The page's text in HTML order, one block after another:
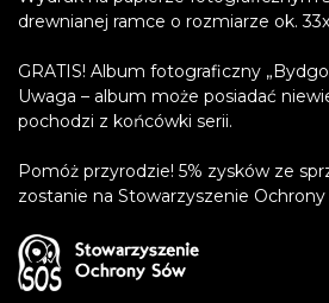
drewnianej ramce o rozmiarze ok.
GRATIS! Album fotograficzny
Uwaga – album może posiadać
pochodzi z końcówki serii.
Pomóż przyrodzie! 5% zysków ze
zostanie na Stowarzyszenie Ochrony